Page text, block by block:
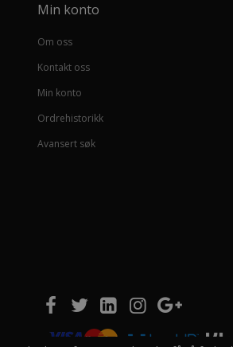
Min konto
Om oss
Kontakt oss
Min konto
Ordrehistorikk
Avansert søk